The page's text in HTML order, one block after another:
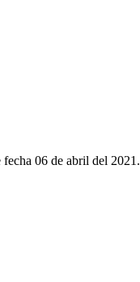
06 de abril del 2021.